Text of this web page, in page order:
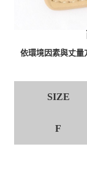
依環境因素與丈量
SIZE
F